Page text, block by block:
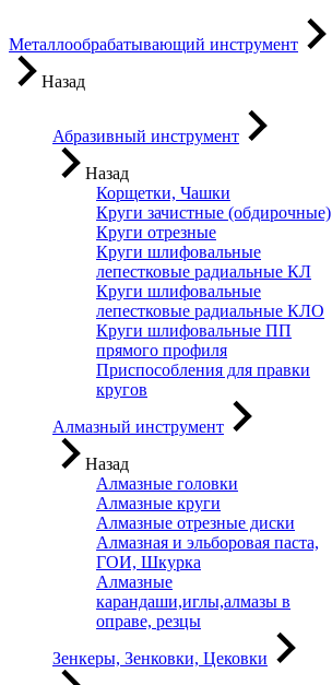
Металлообрабатывающий инструмент
Назад
Абразивный инструмент
Назад
Корщетки, Чашки
Круги зачистные (обдирочные)
Круги отрезные
Круги шлифовальные
лепестковые радиальные КЛ
Круги шлифовальные
лепестковые радиальные КЛО
Круги шлифовальные ПП
прямого профиля
Приспособления для правки
кругов
Алмазный инструмент
Назад
Алмазные головки
Алмазные круги
Алмазные отрезные диски
Алмазная и эльборовая паста,
ГОИ, Шкурка
Алмазные
карандаши,иглы,алмазы в
оправе, резцы
Зенкеры, Зенковки, Цековки